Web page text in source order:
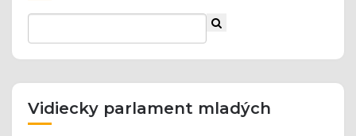
Vidiecky parlament mladých